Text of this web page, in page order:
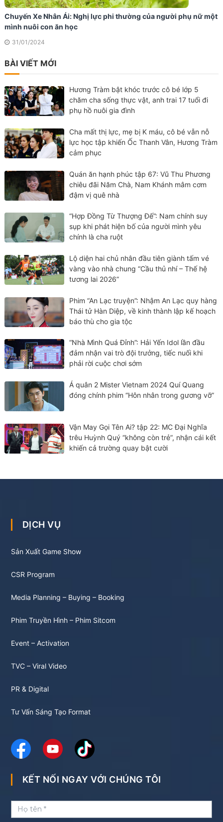
Chuyến Xe Nhân Ái: Nghị lực phi thường của người phụ nữ một
mình nuôi con ăn học
31/01/2024
BÀI VIẾT MỚI
Hương Tràm bật khóc trước cô bé lớp 5
chăm cha sống thực vật, anh trai 17 tuổi đi
phụ hồ nuôi gia đình
Cha mất thị lực, mẹ bị K máu, cô bé vẫn nỗ
lực học tập khiến Ốc Thanh Vân, Hương Tràm
cảm phục
Quán ăn hạnh phúc tập 67: Vũ Thu Phương
chiêu đãi Năm Chà, Nam Khánh mâm cơm
đậm vị quê nhà
“Hợp Đồng Từ Thượng Đế”: Nam chính suy
sụp khi phát hiện bố của người mình yêu
chính là cha ruột
Lộ diện hai chủ nhân đầu tiên giành tấm vé
vàng vào nhà chung “Cầu thủ nhí – Thế hệ
tương lai 2026”
Phim “An Lạc truyện”: Nhậm An Lạc quy hàng
Thái tử Hàn Diệp, về kinh thành lập kế hoạch
báo thù cho gia tộc
“Nhà Mình Quá Đỉnh”: Hải Yến Idol lần đầu
đảm nhận vai trò đội trưởng, tiếc nuối khi
phải rời cuộc chơi sớm
Á quân 2 Mister Vietnam 2024 Quí Quang
đóng chính phim “Hôn nhân trong gương vỡ”
Vận May Gọi Tên Ai? tập 22: MC Đại Nghĩa
trêu Huỳnh Quý “không còn trẻ”, nhận cái kết
khiến cả trường quay bật cười
DỊCH VỤ
Sản Xuất Game Show
CSR Program
Media Planning – Buying – Booking
Phim Truyền Hình – Phim Sitcom
Event – Activation
TVC – Viral Video
PR & Digital
Tư Vấn Sáng Tạo Format
KẾT NỐI NGAY VỚI CHÚNG TÔI